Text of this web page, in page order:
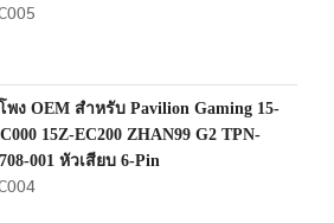
พง OEM สำหรับ Pavilion Gaming 15-
15Z-EC200 ZHAN99 G2 TPN-
001 หัวเสียบ 6-Pin